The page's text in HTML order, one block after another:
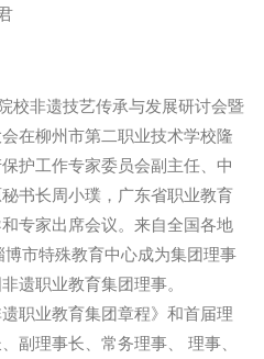
非遗技艺传承与发展研讨会暨
在柳州市第二职业技术学校隆
护工作专家委员会副主任、中
书长周小璞，广东省职业教育
专家出席会议。来自全国各地
市特殊教育中心成为集团理事
遗职业教育集团理事。
业教育集团章程》和首届理
副理事长、常务理事、 理事、